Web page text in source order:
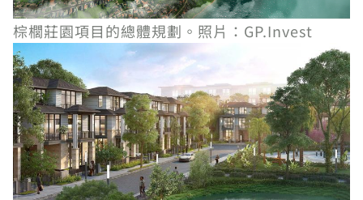
棕櫚莊園項目的總體規劃。照片：GP.Invest